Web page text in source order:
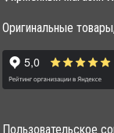
Оригинальные
Пользовательское